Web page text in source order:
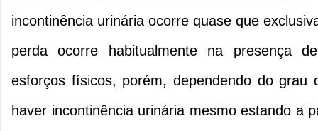
incontinência urinária ocorre quase que
perda ocorre habitualmente na presença
esforços físicos, porém, dependendo do grau
haver incontinência urinária mesmo estando a